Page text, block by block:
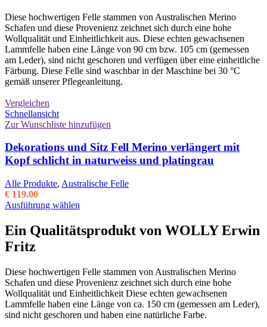
Die
Optionen
können
auf
der
Produktseite
gewählt
werden
Diese hochwertigen Felle stammen von Australischen Merino
Schafen und diese Provenienz zeichnet sich durch eine hohe
Wollqualität und Einheitlichkeit aus. Diese echten gewachsenen
Lammfelle haben eine Länge von 90 cm bzw. 105 cm (gemessen
am Leder), sind nicht geschoren und verfügen über eine einheitliche
Färbung. Diese Felle sind waschbar in der Maschine bei 30 °C
gemäß unserer Pflegeanleitung.
Vergleichen
Schnellansicht
Zur Wunschliste hinzufügen
Dekorations und Sitz Fell Merino verlängert mit
Kopf schlicht in naturweiss und platingrau
Alle Produkte, Australische Felle
€ 119.00
Ausführung wählen
weist
mehrere
Die
Optionen
können
auf
der
Ein Qualitätsprodukt von WOLLY Erwin
Fritz
Diese hochwertigen Felle stammen von Australischen Merino
Schafen und diese Provenienz zeichnet sich durch eine hohe
Wollqualität und Einheitlichkeit Diese echten gewachsenen
Lammfelle haben eine Länge von ca. 150 cm (gemessen am Leder),
sind nicht geschoren und haben eine natürliche Farbe.